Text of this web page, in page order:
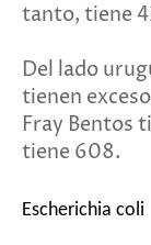
tanto, tiene
Del lado
tienen
Fray Bentos
tiene 608.
Escherichia coli